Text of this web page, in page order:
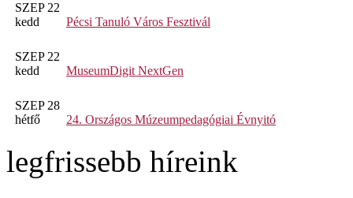
SZEP 22
kedd
Pécsi Tanuló Város Fesztivál
SZEP 22
kedd
MuseumDigit NextGen
SZEP 28
hétfő
24. Országos Múzeumpedagógiai Évnyitó
legfrissebb híreink